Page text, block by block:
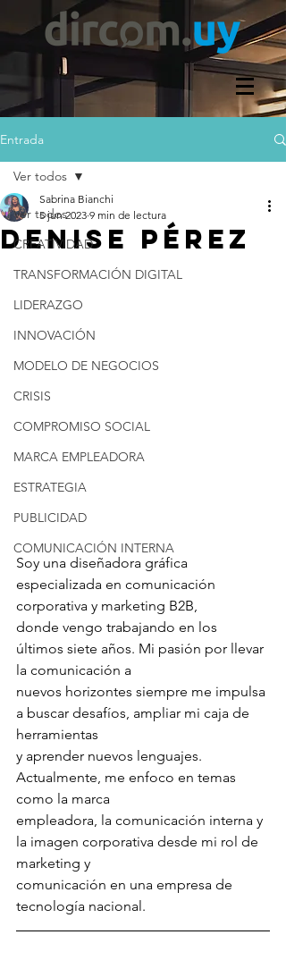
Entrada
Ver todos
CREATIVIDAD
TRANSFORMACIÓN DIGITAL
LIDERAZGO
INNOVACIÓN
MODELO DE NEGOCIOS
CRISIS
COMPROMISO SOCIAL
MARCA EMPLEADORA
ESTRATEGIA
PUBLICIDAD
COMUNICACIÓN INTERNA
Ver todos
DENISE PÉREZ
Sabrina Bianchi
5 jun 2023 9 min de lectura
Soy una diseñadora gráfica
especializada en comunicación
corporativa y marketing B2B,
donde vengo trabajando en los
últimos siete años. Mi pasión por llevar
la comunicación a
nuevos horizontes siempre me impulsa
a buscar desafíos, ampliar mi caja de
herramientas
y aprender nuevos lenguajes.
Actualmente, me enfoco en temas
como la marca
empleadora, la comunicación interna y
la imagen corporativa desde mi rol de
marketing y
comunicación en una empresa de
tecnología nacional.